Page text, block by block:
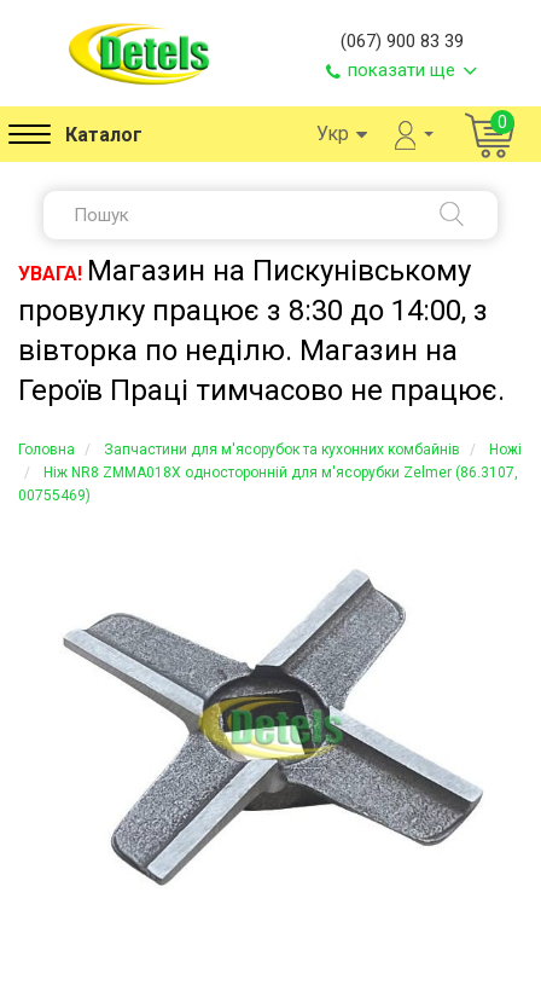
(067) 900 83 39
показати ще
Каталог Укр 0
УВАГА! Магазин на Пискунівському
провулку працює з 8:30 до 14:00, з
вівторка по неділю. Магазин на
Героїв Праці тимчасово не працює.
Головна Запчастини для м'ясорубок та кухонних комбайнів
Ножі
Ніж NR8 ZMMA018X односторонній для м'ясорубки Zelmer (86.3107,
00755469)